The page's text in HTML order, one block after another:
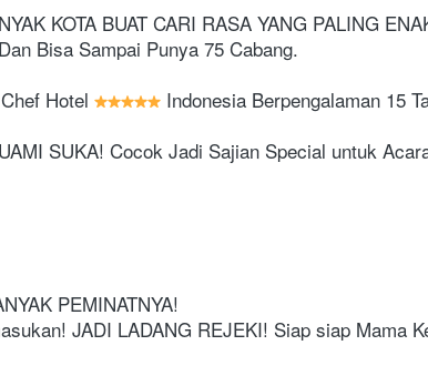
KOTA BUAT CARI RASA YANG PALING
Bisa Sampai Punya 75 Cabang.
Hotel
Indonesia Berpengalaman 15
SUKA! Cocok Jadi Sajian Special untuk
PEMINATNYA!
JADI LADANG REJEKI! Siap siap Mama